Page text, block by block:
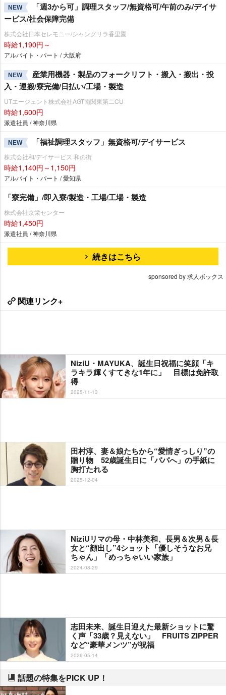
NEW
「週3から可」調理スタッフ/無資格可/午前のみ/デイサ
ービス/社会保障完備
株式会社日本セレモニー/シャングリラ香里園
時給1,190円～
アルバイト・パート / 大阪府
NEW
産業用機器・製品のフォークリフト・搬入・搬出・投
入・運搬/寮完備/日払い/工場・製造
UTエージェント株式会社AGT南関東第二CU
時給1,600円
派遣社員 / 神奈川県
NEW 「福祉調理スタッフ」無資格可/デイサービス
株式会社和/デイサービス 和の街
時給1,140円～1,150円
アルバイト・パート / 愛知県
「寮完備」/即入寮/製造・工場/工場・製造
株式会社京栄センター
時給1,450円
派遣社員 / 神奈川県
続きはこちら
sponsored by 求人ボックス
関連リンク+
NiziU・MAYUKA、誕生日祝福に笑顔「キ
ラキラ輝くすてきな1年に」 目標は免許取
得
2025-11-13
田村淳、妻＆娘たちから“愛情ぎっしり”の
贈り物 52歳誕生日に「パパへ」の手紙に
胸打たれる
2025-12-04
NiziUリマの母・中林美和、長男＆次男＆長
女と“顔出し”4ショット「優しそうなお兄
ちゃん」「めっちゃいい家族」
2024-08-29
志田未来、誕生日迎えた最新ショットに驚
く声「33歳？見えない」 FRUITS ZIPPER
など“豪華メンツ”が祝福
2026-05-14
話題の特集をPICK UP！